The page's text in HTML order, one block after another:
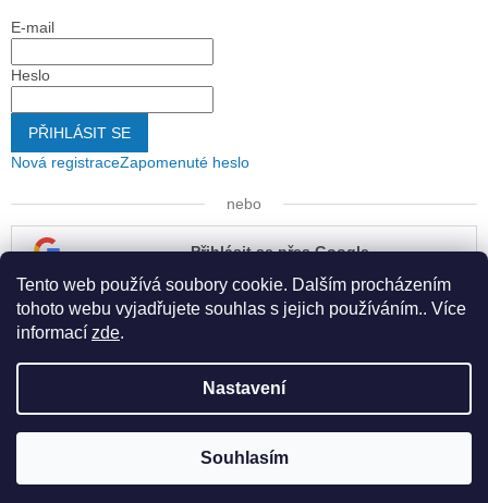
Tento web používá soubory cookie. Dalším procházením
tohoto webu vyjadřujete souhlas s jejich používáním.. Více
informací zde.
Nastavení
Souhlasím
E-mail
Heslo
PŘIHLÁSIT SE
Nová registraceZapomenuté heslo
nebo
Přihlásit se přes Google
Přihlásit se přes Seznam
Vytvořil Shoptet
Kapona s.r.o.. Všechna práva vyhrazena.